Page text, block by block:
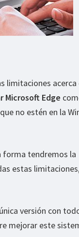
limitaciones acerca
Microsoft Edge
no estén en la
forma tendremos la
estas
versión con
mejorar este